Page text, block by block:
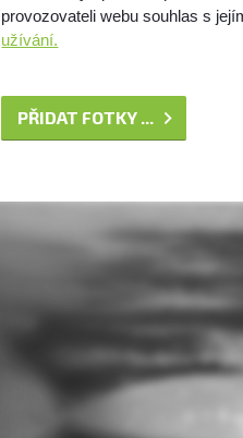
provozovateli webu souhlas s
užívání.
PŘIDAT FOTKY ...